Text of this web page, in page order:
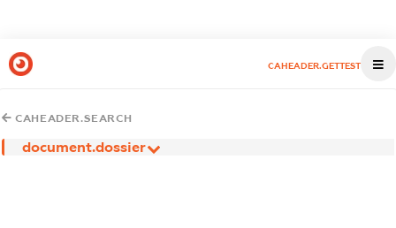
CAHEADER.GETTEST
CAHEADER.SEARCH
document.dossier